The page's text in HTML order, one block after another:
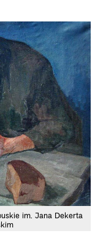
im. Jana Dekerta